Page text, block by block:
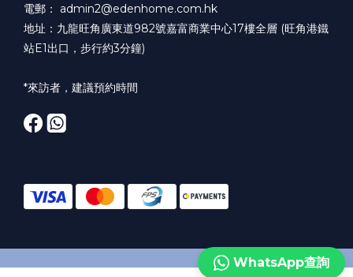
立即購買
電郵： admin2@edenhome.com.hk
地址：九龍旺角廣東道982號嘉富商業中心17樓全層 (旺角港鐵
站E1出口，步行約3分鐘)
*來訪者，建議預約時間
WhatsApp查詢